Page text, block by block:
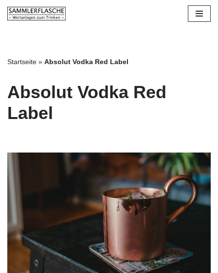
Startseite » Absolut Vodka Red Label
Absolut Vodka Red
Label